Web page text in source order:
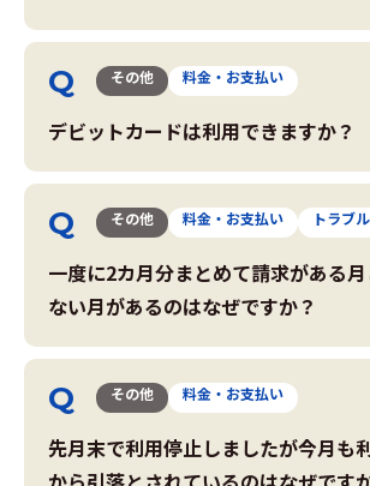
その他 料金・お支払い
デビットカードは利用できますか？
その他 料金・お支払い トラブル
一度に2カ月分まとめて請求がある
ない月があるのはなぜですか？
その他 料金・お支払い
先月末で利用停止しましたが今月も